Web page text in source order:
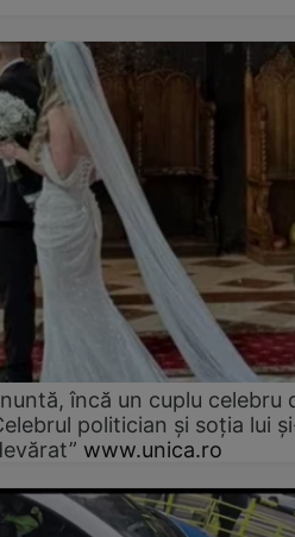
încă un cuplu celebru
politician și soția lui
www.unica.ro